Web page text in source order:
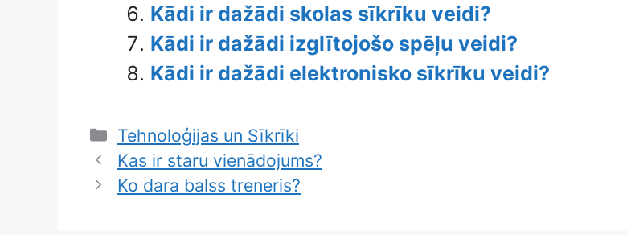
Kādi ir dažādi skolas sīkrīku veidi?
Kādi ir dažādi izglītojošo spēļu veidi?
Kādi ir dažādi elektronisko sīkrīku veidi?
Categories
Tehnoloģijas un Sīkrīki
Kas ir staru vienādojums?
Ko dara balss treneris?